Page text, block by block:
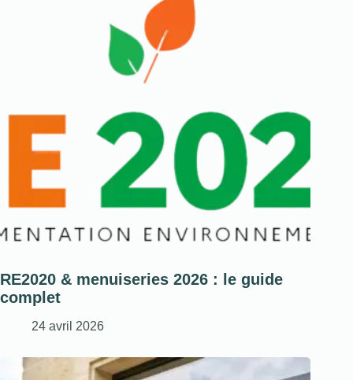
RE2020 & menuiseries 2026 : le guide
complet
24 avril 2026